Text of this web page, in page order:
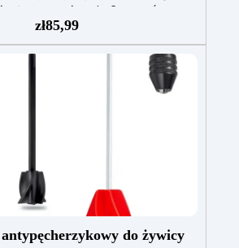
precyzyjna do 2 gramów,
ważenie do 30 kg, co zapewnia
przy odlewie żywicy
Wysoka Pojemność: Z
ważenia do 30 kg, idealna także
takich jak stoły z drewna i
Wiarygodność: Zapewnia Ci
rezultatu, zgodnego z
Elektroniczna waga
niezbędne narzędzie dla osób
zł85,99
do żywicy